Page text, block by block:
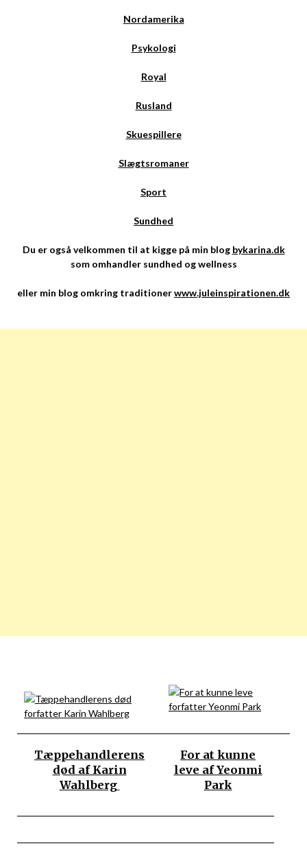
Nordamerika
Psykologi
Royal
Rusland
Skuespillere
Slægtsromaner
Sport
Sundhed
Du er også velkommen til at kigge på min blog bykarina.dk
som omhandler sundhed og wellness
eller min blog omkring traditionerwww.juleinspirationen.dk
Tæppehandlerens
død af Karin
Wahlberg
For at kunne
leve af Yeonmi
Park